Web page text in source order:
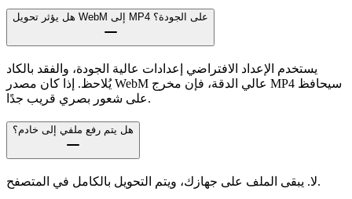
هل يؤثر تحويل WebM إلى MP4 على الجودة؟
يستخدم الإعداد الافتراضي إعدادات عالية الجودة، والفقد بالكاد
يُلاحظ. إذا كان مصدر WebM عالي الدقة، فإن مخرج MP4 سيحافظ
على شعور بصري قريب جدًا.
هل يتم رفع ملفي إلى خادم؟
لا. يبقى الملف على جهازك، ويتم التحويل بالكامل في المتصفح.